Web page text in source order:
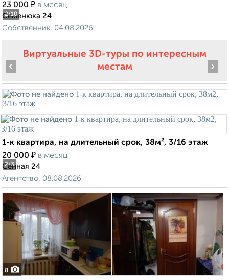
2/10
23 000 ₽ в месяц
Семенюка 24
Собственник, 04.08.2026
Виртуальные 3D-туры по интересным
местам
2/3
‹ ›
1-к квартира, на длительный срок, 38м², 3/16 этаж
20 000 ₽ в месяц
Сенная 24
Агентство, 08.08.2026
8